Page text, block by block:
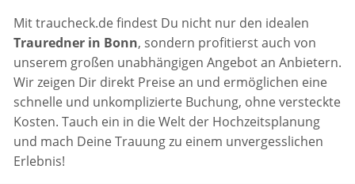
Mit traucheck.de findest Du nicht nur den idealen
Trauredner in Bonn, sondern profitierst auch von
unserem großen unabhängigen Angebot an Anbietern.
Wir zeigen Dir direkt Preise an und ermöglichen eine
schnelle und unkomplizierte Buchung, ohne versteckte
Kosten. Tauch ein in die Welt der Hochzeitsplanung
und mach Deine Trauung zu einem unvergesslichen
Erlebnis!